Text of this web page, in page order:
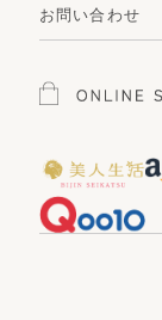
お問い合わせ